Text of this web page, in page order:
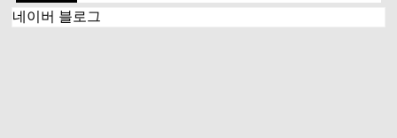
네이버 블로그